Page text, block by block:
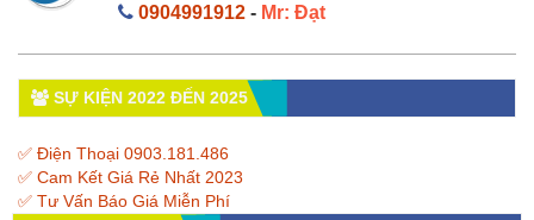
0904991912- Mr: Đạt
SỰ KIỆN 2022 ĐẾN 2025
✅ Điện Thoại 0903.181.486
✅ Cam Kết Giá Rẻ Nhất 2023
✅ Tư Vấn Báo Giá Miễn Phí